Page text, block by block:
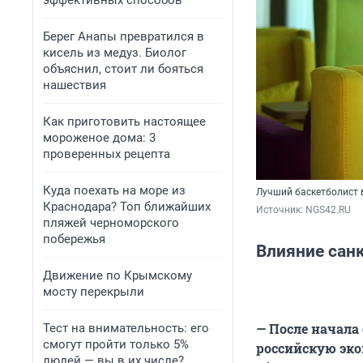
Берег Анапы превратился в
кисель из медуз. Биолог
объяснил, стоит ли бояться
нашествия
Как приготовить настоящее
мороженое дома: 3
проверенных рецепта
Куда поехать на море из
Краснодара? Топ ближайших
пляжей черноморского
побережья
Движение по Крымскому
мосту перекрыли
Тест на внимательность: его
смогут пройти только 5%
07:54 Оценка
10:02 Может
изоляцией?
12:43 Лучшие
14:07
15:12 «Очень
21:15 Что
Лучший баскетболист
Источник: NGS42.RU
Влияние
— После
российскую